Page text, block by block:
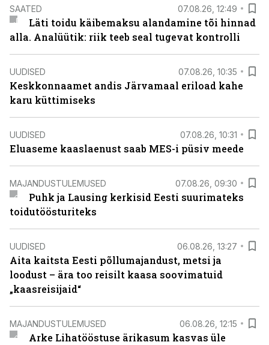
SAATED 07.08.26, 12:49
Läti toidu käibemaksu alandamine tõi hinnad
alla. Analüütik: riik teeb seal tugevat kontrolli
UUDISED 07.08.26, 10:35
Keskkonnaamet andis Järvamaal eriload kahe
karu küttimiseks
UUDISED 07.08.26, 10:31
Eluaseme kaaslaenust saab MES-i püsiv meede
MAJANDUSTULEMUSED 07.08.26, 09:30
Puhk ja Lausing kerkisid Eesti suurimateks
toidutöösturiteks
UUDISED 06.08.26, 13:27
Aita kaitsta Eesti põllumajandust, metsi ja
loodust – ära too reisilt kaasa soovimatuid
„kaasreisijaid“
MAJANDUSTULEMUSED 06.08.26, 12:15
Arke Lihatööstuse ärikasum kasvas üle